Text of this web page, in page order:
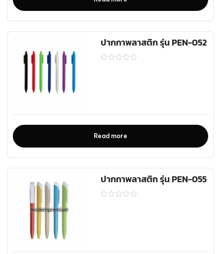
ปากกาพลาสติก รุ่น PEN-052
Read more
ปากกาพลาสติก รุ่น PEN-055